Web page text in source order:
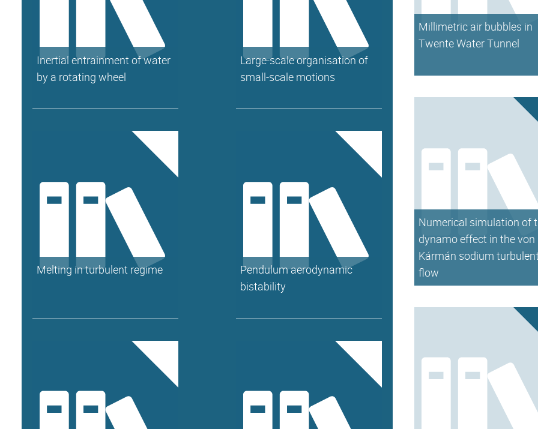
Inertial entrainment of water
by a rotating wheel
Large-scale organisation of
small-scale motions
Melting in turbulent regime
Pendulum aerodynamic
bistability
Millimetric air bubbles in
Twente Water Tunnel
Numerical simulation of
dynamo effect in the von
Kármán sodium
flow